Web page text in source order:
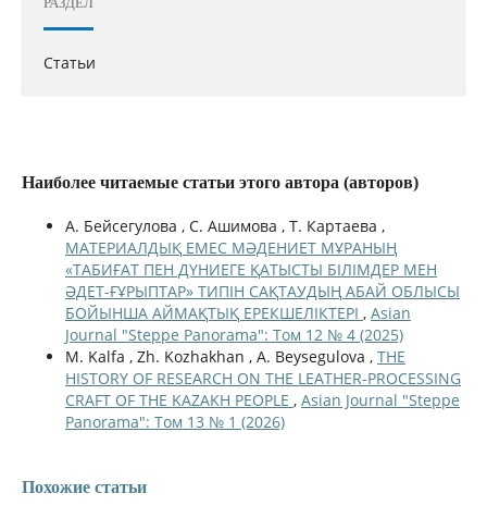
Статьи
Наиболее читаемые статьи этого автора (авторов)
А. Бейсегулова , С. Ашимова , Т. Картаева ,
МАТЕРИАЛДЫҚ ЕМЕС МӘДЕНИЕТ МҰРАНЫҢ
«ТАБИҒАТ ПЕН ДҮНИЕГЕ ҚАТЫСТЫ БІЛІМДЕР МЕН
ӘДЕТ-ҒҰРЫПТАР» ТИПІН САҚТАУДЫҢ АБАЙ ОБЛЫСЫ
БОЙЫНША АЙМАҚТЫҚ ЕРЕКШЕЛІКТЕРІ , Asian
Journal "Steppe Panorama": Том 12 № 4 (2025)
M. Kalfa , Zh. Kozhakhan , A. Beysegulova , THE
HISTORY OF RESEARCH ON THE LEATHER-PROCESSING
CRAFT OF THE KAZAKH PEOPLE , Asian Journal "Steppe
Panorama": Том 13 № 1 (2026)
Похожие статьи